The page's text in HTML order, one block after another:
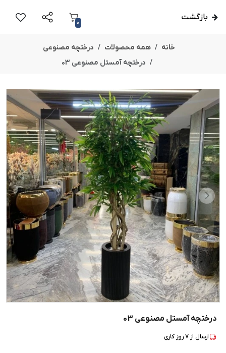
بازگشت
0
خانه همه محصولات
درختچه مصنوعی
درختچه آمستل مصنوعی 03
درختچه آمستل مصنوعی 03
ارسال از 7روز کاری